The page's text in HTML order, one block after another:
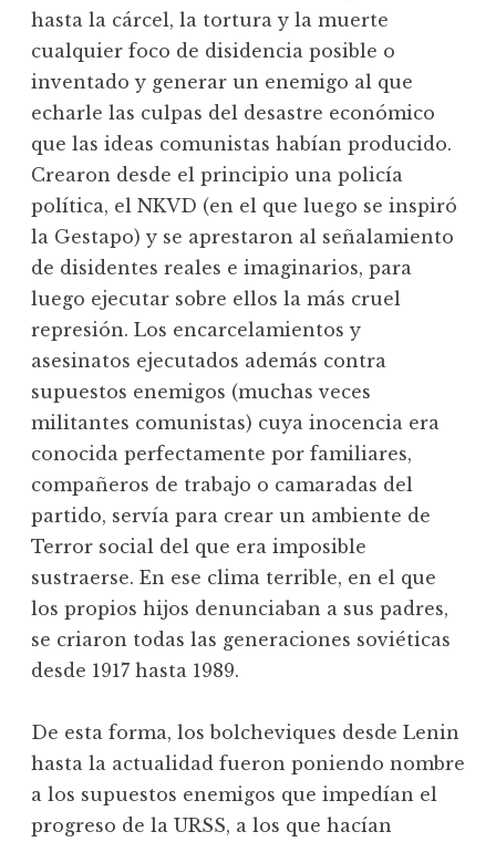
hasta la cárcel, la tortura y la muerte
cualquier foco de disidencia posible o
inventado y generar un enemigo al que
echarle las culpas del desastre económico
que las ideas comunistas habían producido.
Crearon desde el principio una policía
política, el NKVD (en el que luego se inspiró
la Gestapo) y se aprestaron al señalamiento
de disidentes reales e imaginarios, para
luego ejecutar sobre ellos la más cruel
represión. Los encarcelamientos y
asesinatos ejecutados además contra
supuestos enemigos (muchas veces
militantes comunistas) cuya inocencia era
conocida perfectamente por familiares,
compañeros de trabajo o camaradas del
partido, servía para crear un ambiente de
Terror social del que era imposible
sustraerse. En ese clima terrible, en el que
los propios hijos denunciaban a sus padres,
se criaron todas las generaciones soviéticas
desde 1917 hasta 1989.
De esta forma, los bolcheviques desde Lenin
hasta la actualidad fueron poniendo nombre
a los supuestos enemigos que impedían el
progreso de la URSS, a los que hacían